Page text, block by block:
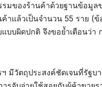
รมของร้านค้าด้วยฐานข้อมู
ค้าแล้วเป็นจำนวน 55 ราย
แบบผิดปกติ จึงขอย้ำเตือนว่า
มีวัตถุประสงค์ชัดเจนที่รัฐ